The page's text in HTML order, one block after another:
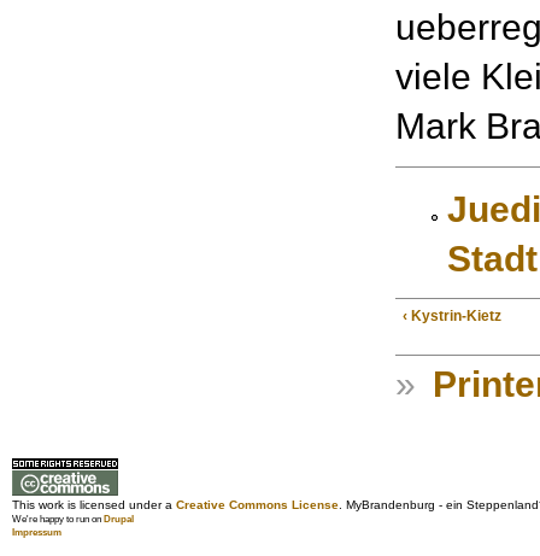
viele
Mark
‹ Kystrin-Kietz
»
This work is licensed under a Creative Commons License. MyBrandenburg - ein
We're happy to run on Drupal
Impressum